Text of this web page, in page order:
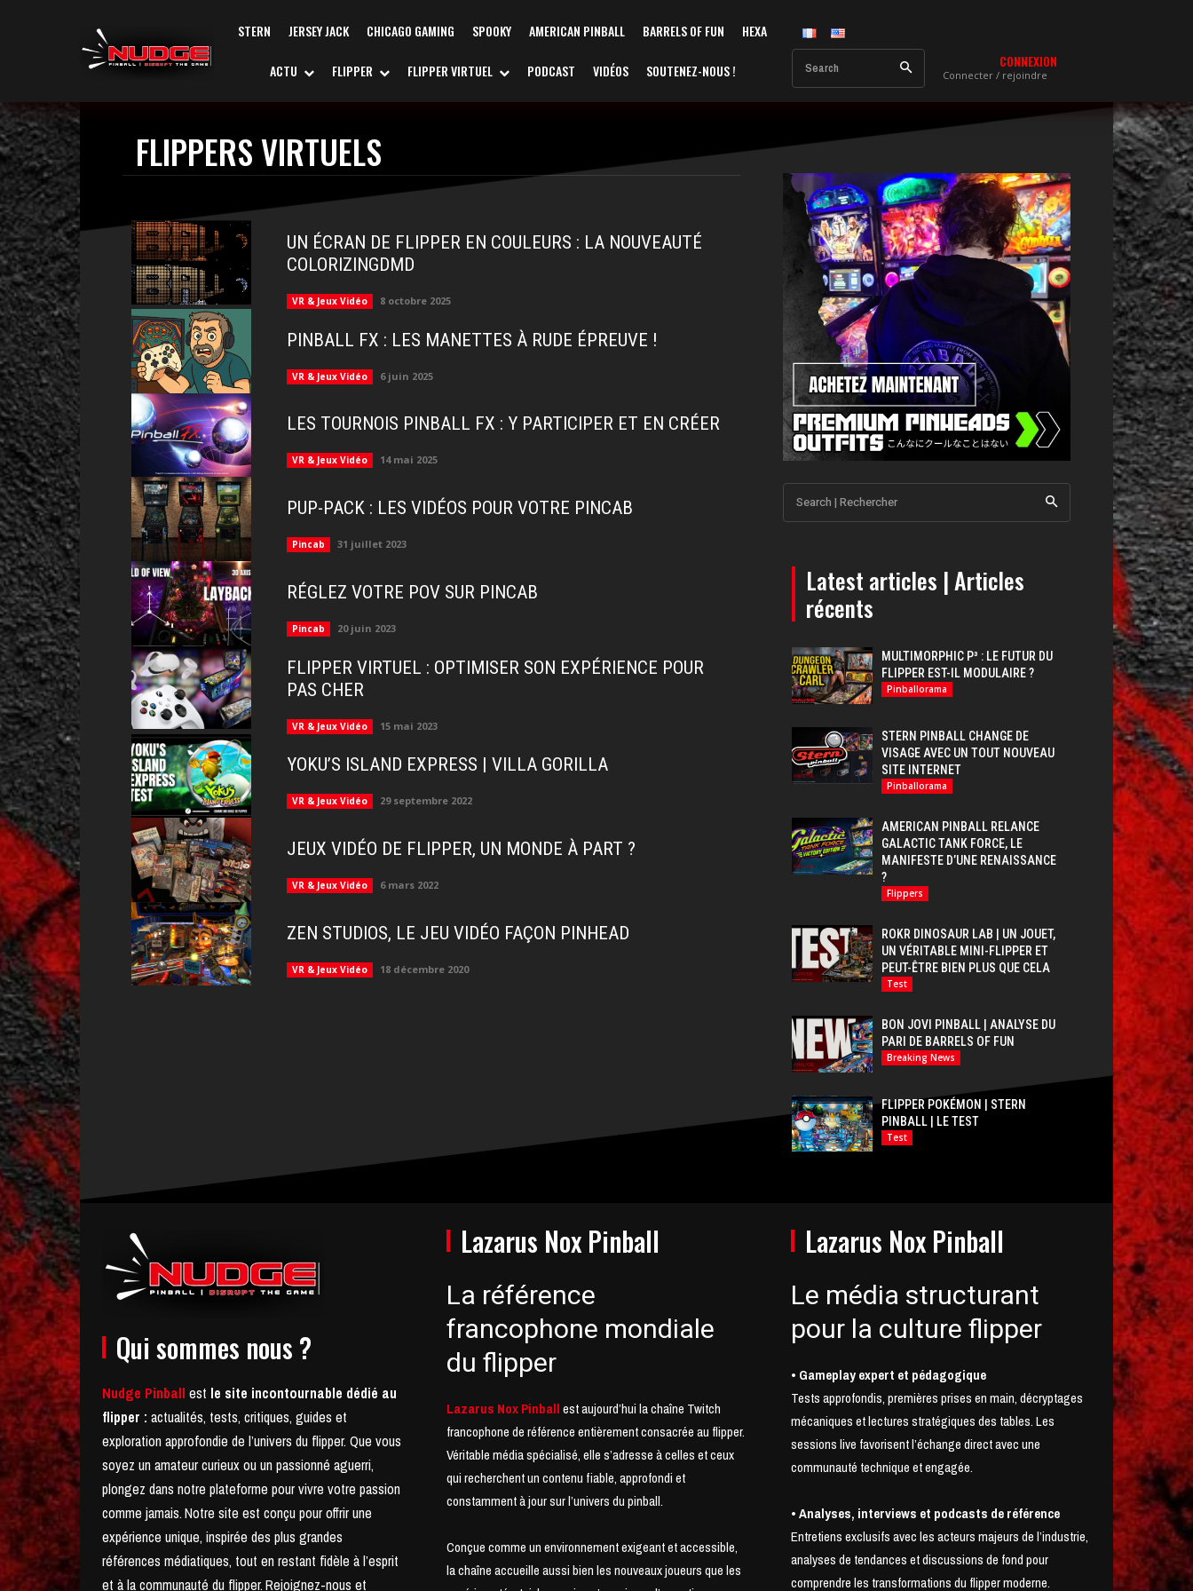
STERN JERSEY JACK CHICAGO GAMING SPOOKY AMERICAN PINBALL BARRELS OF FUN HEXA
ACTU FLIPPER FLIPPER VIRTUEL PODCAST VIDÉOS SOUTENEZ-NOUS ! Search CONNEXION
Connecter / rejoindre
FLIPPERS VIRTUELS
UN ÉCRAN DE FLIPPER EN COULEURS : LA NOUVEAUTÉ
COLORIZINGDMD
VR & Jeux Vidéo 8 octobre 2025
PINBALL FX : LES MANETTES À RUDE ÉPREUVE !
VR & Jeux Vidéo 6 juin 2025
LES TOURNOIS PINBALL FX : Y PARTICIPER ET EN CRÉER
VR & Jeux Vidéo 14 mai 2025
PUP-PACK : LES VIDÉOS POUR VOTRE PINCAB
Pincab 31 juillet 2023
RÉGLEZ VOTRE POV SUR PINCAB
Pincab 20 juin 2023
FLIPPER VIRTUEL : OPTIMISER SON EXPÉRIENCE POUR
PAS CHER
VR & Jeux Vidéo 15 mai 2023
YOKU’S ISLAND EXPRESS | VILLA GORILLA
VR & Jeux Vidéo 29 septembre 2022
JEUX VIDÉO DE FLIPPER, UN MONDE À PART ?
VR & Jeux Vidéo 6 mars 2022
ZEN STUDIOS, LE JEU VIDÉO FAÇON PINHEAD
VR & Jeux Vidéo 18 décembre 2020
Search | Rechercher
Latest articles | Articles
récents
MULTIMORPHIC P³ : LE FUTUR DU
FLIPPER EST-IL MODULAIRE ?
Pinballorama
STERN PINBALL CHANGE DE
VISAGE AVEC UN TOUT NOUVEAU
SITE INTERNET
Pinballorama
AMERICAN PINBALL RELANCE
GALACTIC TANK FORCE, LE
MANIFESTE D’UNE RENAISSANCE
?
Flippers
ROKR DINOSAUR LAB | UN JOUET,
UN VÉRITABLE MINI-FLIPPER ET
PEUT-ÊTRE BIEN PLUS QUE CELA
Test
BON JOVI PINBALL | ANALYSE DU
PARI DE BARRELS OF FUN
Breaking News
FLIPPER POKÉMON | STERN
PINBALL | LE TEST
Test
Qui sommes nous ?
Nudge Pinball est le site incontournable dédié au
flipper : actualités, tests, critiques, guides et
exploration approfondie de l’univers du flipper. Que vous
soyez un amateur curieux ou un passionné aguerri,
plongez dans notre plateforme pour vivre votre passion
comme jamais.Notre site est conçu pour offrir une
expérience unique, inspirée des plus grandes
références médiatiques, tout en restant fidèle à l’esprit
et à la communauté du flipper.Rejoignez-nous et
Lazarus Nox Pinball
La référence
francophone mondiale
du flipper
Lazarus Nox Pinballest aujourd’hui la chaîne Twitch
francophone de référence entièrement consacrée au flipper.
Véritable média spécialisé, elle s’adresse à celles et ceux
qui recherchent un contenu fiable, approfondi et
constamment à jour sur l’univers du pinball.
Conçue comme un environnement exigeant et accessible,
la chaîne accueille aussi bien les nouveaux joueurs que les
Lazarus Nox Pinball
Le média structurant
pour la culture flipper
• Gameplay expert et pédagogique
Tests approfondis, premières prises en main, décryptages
mécaniques et lectures stratégiques des tables. Les
sessions live favorisent l’échange direct avec une
communauté technique et engagée.
• Analyses, interviews et podcasts de référence
Entretiens exclusifs avec les acteurs majeurs de l’industrie,
analyses de tendances et discussions de fond pour
comprendre les transformations du flipper moderne.